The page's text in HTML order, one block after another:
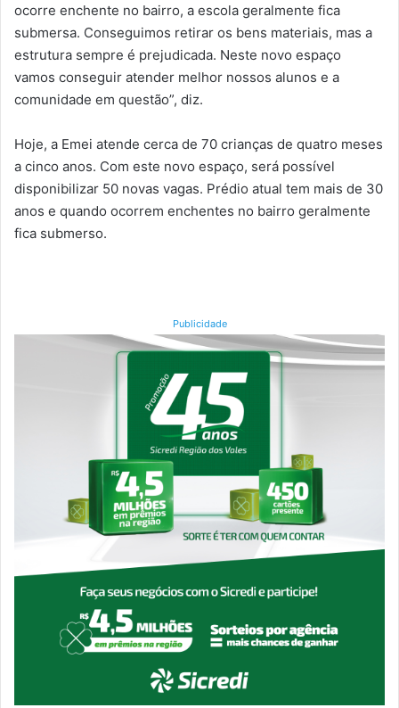
ocorre enchente no bairro, a escola geralmente fica
submersa. Conseguimos retirar os bens materiais, mas a
estrutura sempre é prejudicada. Neste novo espaço
vamos conseguir atender melhor nossos alunos e a
comunidade em questão”, diz.
Hoje, a Emei atende cerca de 70 crianças de quatro meses
a cinco anos. Com este novo espaço, será possível
disponibilizar 50 novas vagas. Prédio atual tem mais de 30
anos e quando ocorrem enchentes no bairro geralmente
fica submerso.
Publicidade